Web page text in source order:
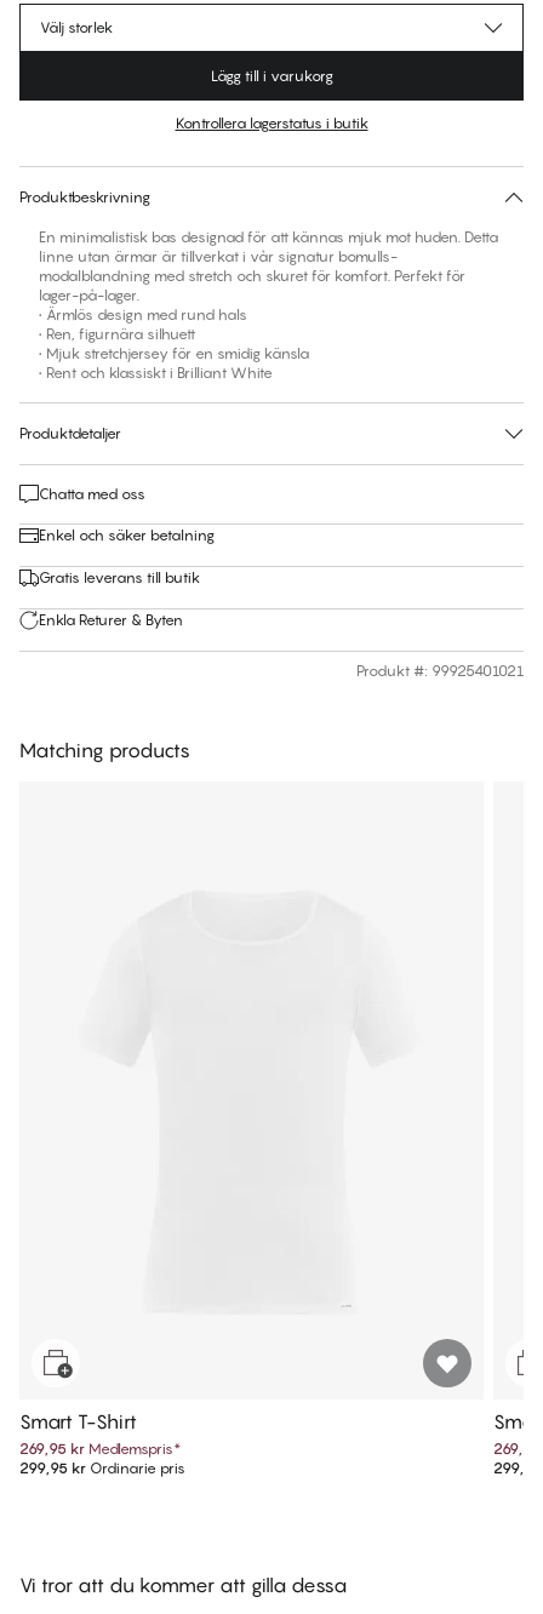
Ingen storlek föreslås för den här produkten
Välj storlek
Lägg till i varukorg
Kontrollera lagerstatus i butik
Produktbeskrivning
En minimalistisk bas designad för att kännas mjuk mot huden. Detta
linne utan ärmar är tillverkat i vår signatur bomulls-
modalblandning med stretch och skuret för komfort. Perfekt för
lager-på-lager.
• Ärmlös design med rund hals
• Ren, figurnära silhuett
• Mjuk stretchjersey för en smidig känsla
• Rent och klassiskt i Brilliant White
Produktdetaljer
Chatta med oss
Enkel och säker betalning
Gratis leverans till butik
Enkla Returer & Byten
Produkt #: 99925401021
Matching products
Smart T-Shirt
269,95 kr Medlemspris*
299,95 kr Ordinarie pris
Vi tror att du kommer att gilla dessa